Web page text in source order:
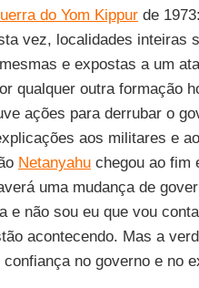
do Yom Kippurde
vez, localidades inteiras
e expostas a um
qualquer outra formação
ações para derrubar o
aos militares e
Netanyahuchegou ao fim
uma mudança de
e não sou eu que vou
acontecendo. Mas a
no governo e no